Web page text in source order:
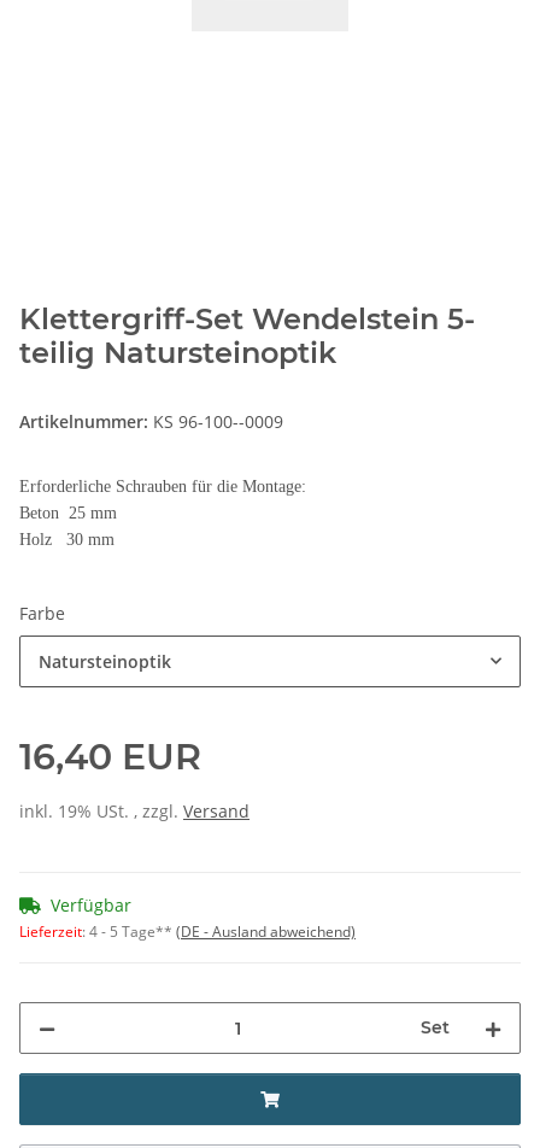
Klettergriff-Set Wendelstein 5-
teilig Natursteinoptik
Artikelnummer: KS 96-100--0009
Erforderliche Schrauben für die Montage:
Beton 25 mm
Holz 30 mm
Farbe
Natursteinoptik
16,40 EUR
inkl. 19% USt. , zzgl. Versand
Verfügbar
Lieferzeit:4 - 5 Tage** (DE - Ausland abweichend)
Set